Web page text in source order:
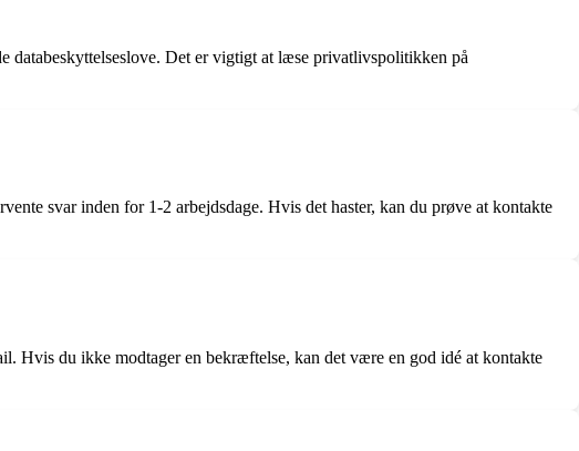
databeskyttelseslove. Det er vigtigt at læse privatlivspolitikken på
svar inden for 1-2 arbejdsdage. Hvis det haster, kan du prøve at kontakte
Hvis du ikke modtager en bekræftelse, kan det være en god idé at kontakte